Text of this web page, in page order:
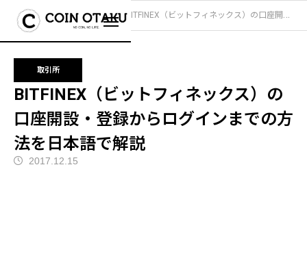
ブログ 取引所 BITFINEX（ビットフィネックス）の口座開設・登録からログインまでの方法を日本語で解説
取引所
BITFINEX（ビットフィネックス）の
口座開設・登録からログインまでの方
法を日本語で解説
2017.12.15